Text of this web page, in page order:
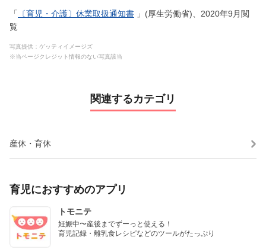
「 〔育児・介護〕休業取扱通知書 」(厚生労働省)、2020年9月閲
覧
写真提供：ゲッティイメージズ
※当ページクレジット情報のない写真該当
関連するカテゴリ
産休・育休
育児におすすめのアプリ
トモニテ
妊娠中〜産後までずーっと使える！
育児記録・離乳食レシピなどのツールがたっぷり